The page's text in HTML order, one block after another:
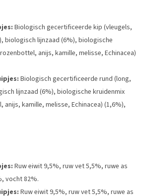
Biologisch gecertificeerde kip (vleugels,
biologisch lijnzaad (6%), biologische
anijs, kamille, melisse, Echinacea)
Biologisch gecertificeerde rund (long,
lijnzaad (6%), biologische kruidenmix
kamille, melisse, Echinacea) (1,6%),
Ruw eiwit 9,5%, ruw vet 5,5%, ruwe as
vocht 82%.
Ruw eiwit 9,5%, ruw vet 5,5%, ruwe as